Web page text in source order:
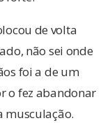
de volta
não sei onde
foi a de um
o fez abandonar
musculação.